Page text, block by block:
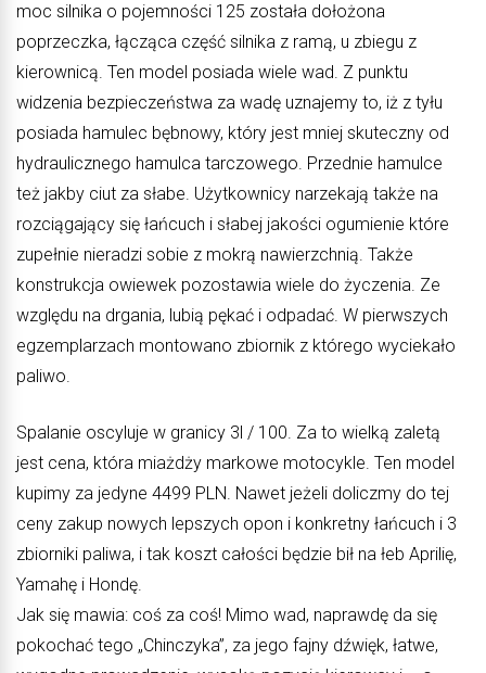
moc silnika o pojemności 125 została dołożona
poprzeczka, łącząca część silnika z ramą, u zbiegu z
kierownicą. Ten model posiada wiele wad. Z punktu
widzenia bezpieczeństwa za wadę uznajemy to, iż z tyłu
posiada hamulec bębnowy, który jest mniej skuteczny od
hydraulicznego hamulca tarczowego. Przednie hamulce
też jakby ciut za słabe. Użytkownicy narzekają także na
rozciągający się łańcuch i słabej jakości ogumienie które
zupełnie nieradzi sobie z mokrą nawierzchnią. Także
konstrukcja owiewek pozostawia wiele do życzenia. Ze
względu na drgania, lubią pękać i odpadać. W pierwszych
egzemplarzach montowano zbiornik z którego wyciekało
paliwo.
Spalanie oscyluje w granicy 3l / 100. Za to wielką zaletą
jest cena, która miażdży markowe motocykle. Ten model
kupimy za jedyne 4499 PLN. Nawet jeżeli doliczmy do tej
ceny zakup nowych lepszych opon i konkretny łańcuch i 3
zbiorniki paliwa, i tak koszt całości będzie bił na łeb Aprilię,
Yamahę i Hondę.
Jak się mawia: coś za coś! Mimo wad, naprawdę da się
pokochać tego „Chinczyka”, za jego fajny dźwięk, łatwe,